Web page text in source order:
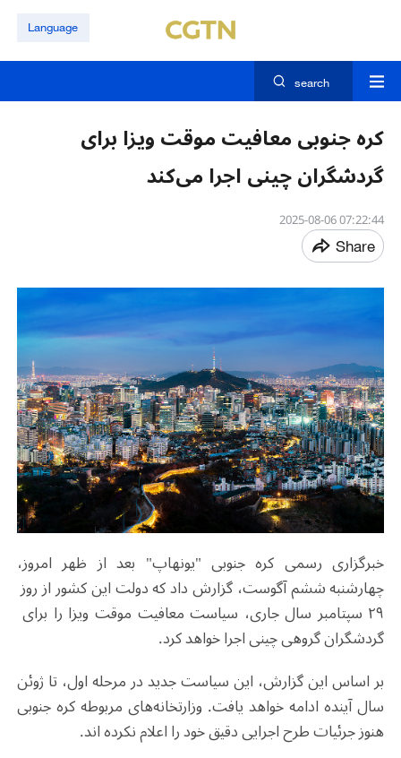
Language
search
کره جنوبی معافیت موقت ویزا برای
گردشگران چینی اجرا می‌کند​​
07:22:44 2025-08-06
Share
خبرگزاری رسمی کره جنوبی "یونهاپ" بعد از ظهر امروز،
۲۹ سپتامبر سال جاری،​​ سیاست معافیت موقت ویزا را برای ​​
گردشگران گروهی چینی​​ اجرا خواهد کرد.
بر اساس این گزارش، این سیاست جدید ​​در مرحله اول، تا ژوئن
سال آینده ادامه خواهد یافت​. وزارتخانه‌های مربوطه کره جنوبی
هنوز جرئیات طرح اجرایی دقیق خود را اعلام نکرده اند.